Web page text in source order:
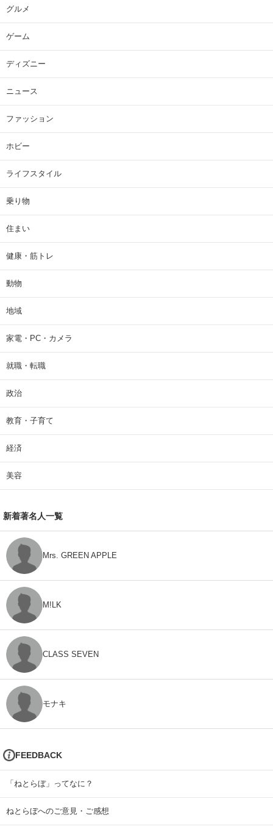
グルメ
ゲーム
ディズニー
ニュース
ファッション
ホビー
ライフスタイル
乗り物
住まい
健康・筋トレ
動物
地域
家電・PC・カメラ
就職・転職
政治
教育・子育て
経済
美容
新着著名人一覧
Mrs. GREEN APPLE
M!LK
CLASS SEVEN
モナキ
FEEDBACK
「ねとらぼ」ってなに？
ねとらぼへのご意見・ご感想